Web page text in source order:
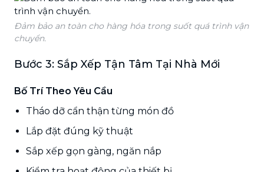
Đảm bảo an toàn cho hàng hóa trong suốt quá trình vận
chuyển.
Bước 3: Sắp Xếp Tận Tâm Tại Nhà Mới
Bố Trí Theo Yêu Cầu
Tháo dỡ cẩn thận từng món đồ
Lắp đặt đúng kỹ thuật
Sắp xếp gọn gàng, ngăn nắp